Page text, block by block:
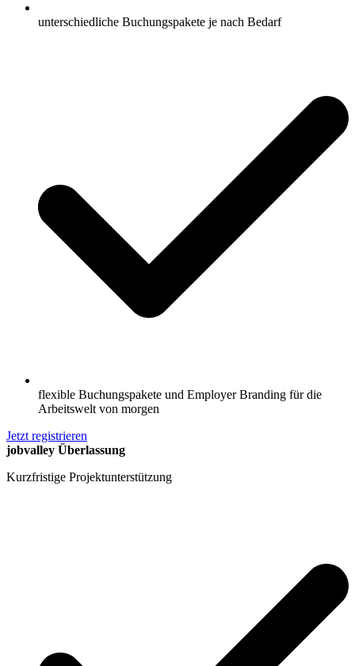
unterschiedliche Buchungspakete je nach Bedarf
flexible Buchungspakete und Employer Branding für die
Arbeitswelt von morgen
Jetzt registrieren
jobvalley Überlassung
Kurzfristige Projektunterstützung